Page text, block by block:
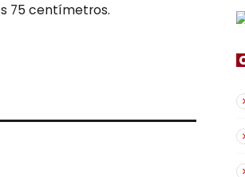
75 centímetros.